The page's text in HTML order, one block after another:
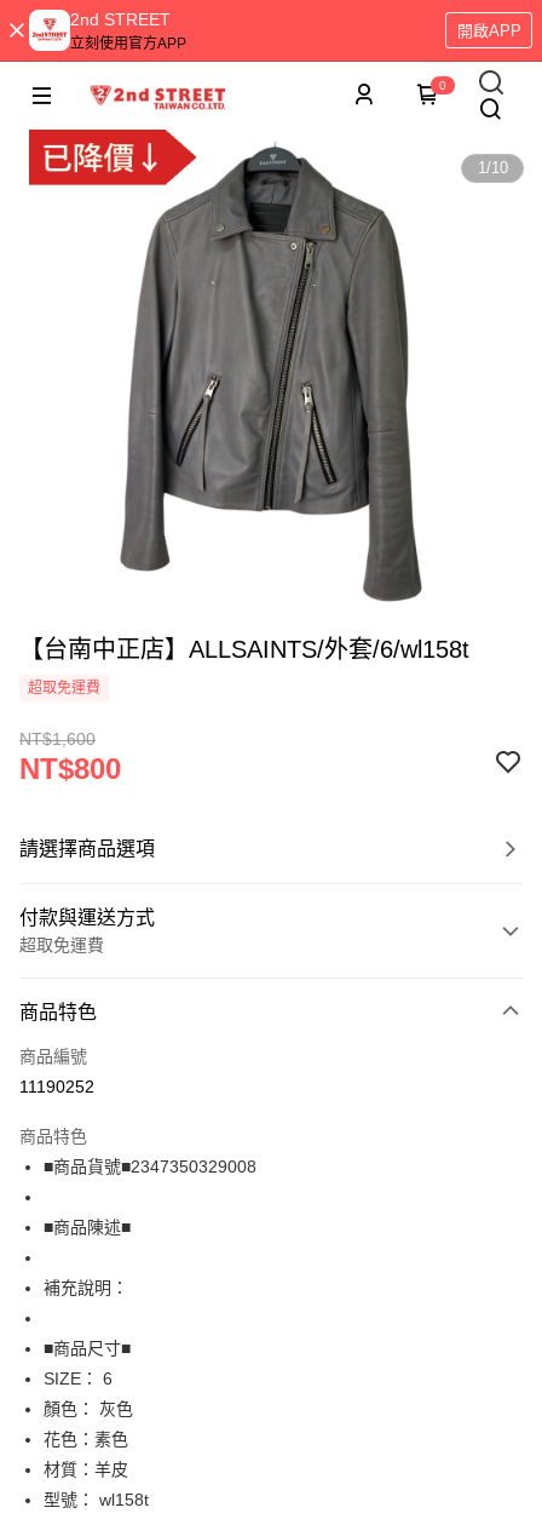
2nd STREET
立刻使用官方APP
開啟APP
0
1/10
【台南中正店】ALLSAINTS/外套/6/wl158t
超取免運費
NT$1,600
NT$800
請選擇商品選項
付款與運送方式
超取免運費
信用卡一次付款
超商取貨付款
Apple Pay
街口支付
全盈+PAY
AFTEE先享後付
相關說明
【關於「AFTEE先享後付」】
AFTEE先享後付是「在收到商品之後才付款」的支付方式。 讓您購物簡單
便利好安心！
１．簡單：不需註冊會員、不需綁卡、不需儲值。
３．安心：先確認商品／服務後，再付款。
運送方式
全家取貨付款
免運費
商品特色
商品編號
11190252
商品特色
■商品貨號■2347350329008
■商品陳述■
補充說明：
■商品尺寸■
SIZE： 6
顏色： 灰色
花色：素色
材質：羊皮
型號： wl158t